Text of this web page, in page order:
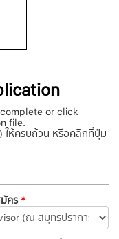
or click
file.
) ให้ครบถ้วน หรือคลิกที่ปุ่ม
คร *